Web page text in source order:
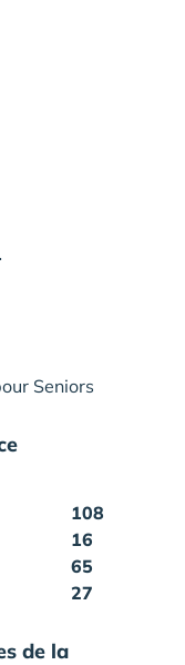
Seniors
108
16
65
27
de la